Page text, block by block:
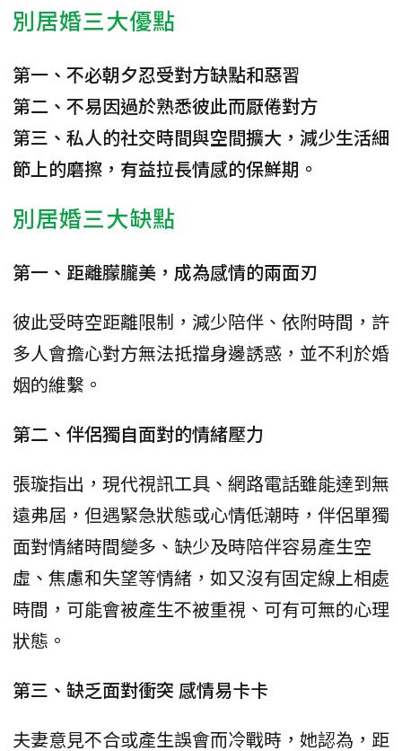
別居婚三大優點
第一、不必朝夕忍受對方缺點和惡習
第二、不易因過於熟悉彼此而厭倦對方
第三、私人的社交時間與空間擴大，減少生活細
節上的磨擦，有益拉長情感的保鮮期。
別居婚三大缺點
第一、距離朦朧美，成為感情的兩面刃
彼此受時空距離限制，減少陪伴、依附時間，許
多人會擔心對方無法抵擋身邊誘惑，並不利於婚
姻的維繫。
第二、伴侶獨自面對的情緒壓力
張璇指出，現代視訊工具、網路電話雖能達到無
遠弗屆，但遇緊急狀態或心情低潮時，伴侶單獨
面對情緒時間變多、缺少及時陪伴容易產生空
虛、焦慮和失望等情緒，如又沒有固定線上相處
時間，可能會被產生不被重視、可有可無的心理
狀態。
第三、缺乏面對衝突 感情易卡卡
夫妻意見不合或產生誤會而冷戰時，她認為，距